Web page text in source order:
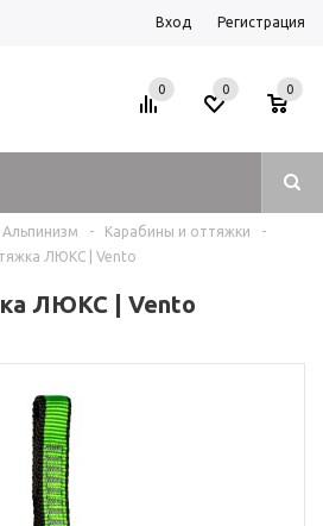
Вход Регистрация
0 0
0
Альпинизм - Карабины и оттяжки
-
ЛЮКС | Vento
ЛЮКС | Vento